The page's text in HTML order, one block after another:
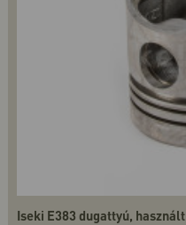
Iseki E383 dugattyú, használt